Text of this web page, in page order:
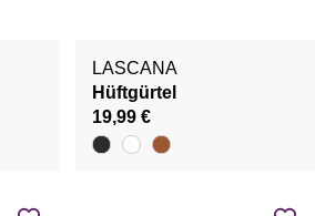
LASCANA
Hüftgürtel
19,99 €